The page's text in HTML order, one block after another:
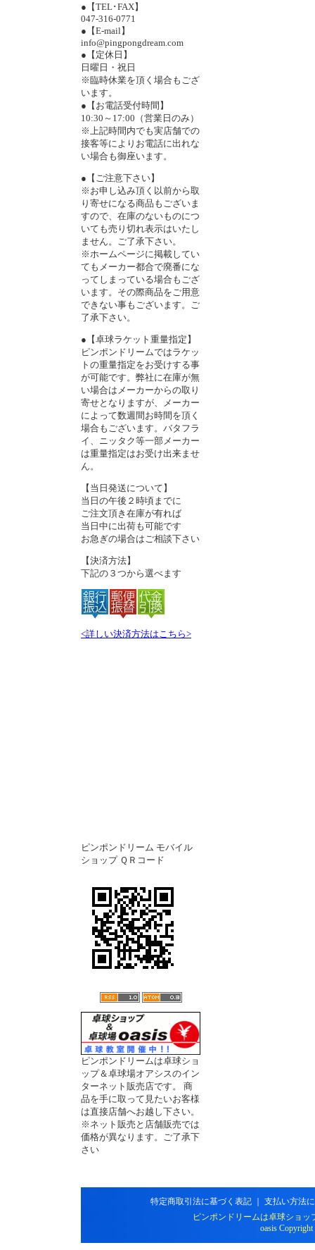
●【TEL･FAX】
047-316-0771
●【E-mail】
info@pingpongdream.com
●【定休日】
日曜日・祝日
※臨時休業を頂く場合もござ
います。
●【お電話受付時間】
10:30～17:00（営業日のみ）
※上記時間内でも実店舗での
接客等によりお電話に出れな
い場合も御座います。
●【ご注意下さい】
※お申し込み頂く以前から取
り寄せになる商品もございま
すので、在庫のないものにつ
いても売り切れ表示はいたし
ません。ご了承下さい。
※ホームページに掲載してい
てもメーカー都合で廃番にな
ってしまっている場合もござ
います。その際商品をご用意
できない事もございます。ご
了承下さい。
●【卓球ラケット重量指定】
ピンポンドリームではラケッ
トの重量指定をお受けする事
が可能です。弊社に在庫が無
い場合はメーカーからの取り
寄せとなりますが、メーカー
によって数週間お時間を頂く
場合もございます。バタフラ
イ、ニッタク等一部メーカー
は重量指定はお受け出来ませ
ん。
【当日発送について】
当日の午後２時頃までに
ご注文頂き在庫が有れば
当日中に出荷も可能です
お急ぎの場合はご相談下さい
【決済方法】
下記の３つから選べます
<詳しい決済方法はこちら>
ピンポンドリーム モバイル
ショップ ＱＲコード
ピンポンドリームは卓球ショ
ップ＆卓球場オアシスのイン
ターネット販売店です。 商
品を手に取って見たいお客様
は直接店舗へお越し下さい。
※ネット販売と店舗販売では
価格が異なります。ご了承下
さい
特定商取引法に基づく表記 ｜ 支払い方法
ピンポンドリームは卓球ショ
oasis